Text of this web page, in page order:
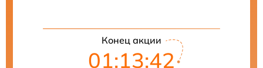
Конец акции
01:13:41